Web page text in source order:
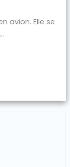
avion. Elle se